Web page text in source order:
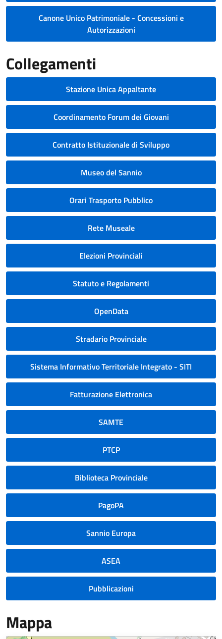
Canone Unico Patrimoniale - Concessioni e
Autorizzazioni
Collegamenti
Stazione Unica Appaltante
Coordinamento Forum dei Giovani
Contratto Istituzionale di Sviluppo
Museo del Sannio
Orari Trasporto Pubblico
Rete Museale
Elezioni Provinciali
Statuto e Regolamenti
OpenData
Stradario Provinciale
Sistema Informativo Territoriale Integrato - SITI
Fatturazione Elettronica
SAMTE
PTCP
Biblioteca Provinciale
PagoPA
Sannio Europa
ASEA
Pubblicazioni
Mappa